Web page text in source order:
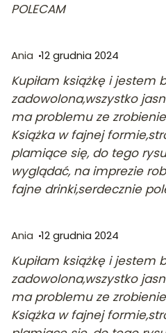
POLECAM
Ania 12 grudnia 2024
Kupiłam książkę i jestem
zadowolona,wszystko
ma problemu ze
Książka w fajnej
plamiące się, do tego
wyglądać, na imprezie
fajne drinki,serdecznie
Ania 12 grudnia 2024
Kupiłam książkę i jestem
zadowolona,wszystko
ma problemu ze
Książka w fajnej